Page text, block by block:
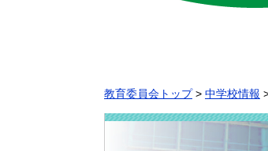
教育委員会トップ > 中学校情報